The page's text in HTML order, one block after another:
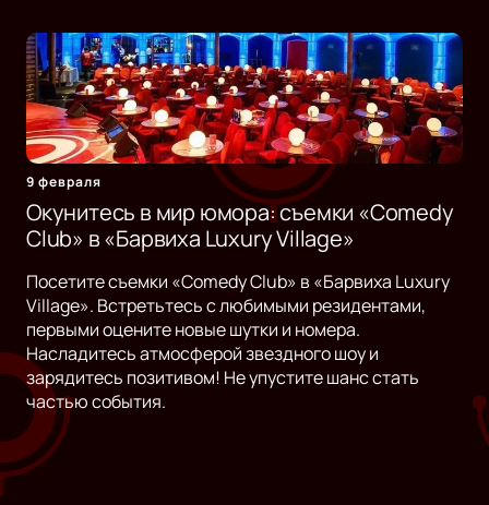
9 февраля
Окунитесь в мир юмора: съемки «Comedy
Club» в «Барвиха Luxury Village»
Посетите съемки «Comedy Club» в «Барвиха Luxury
Village». Встретьтесь с любимыми резидентами,
первыми оцените новые шутки и номера.
Насладитесь атмосферой звездного шоу и
зарядитесь позитивом! Не упустите шанс стать
частью события.